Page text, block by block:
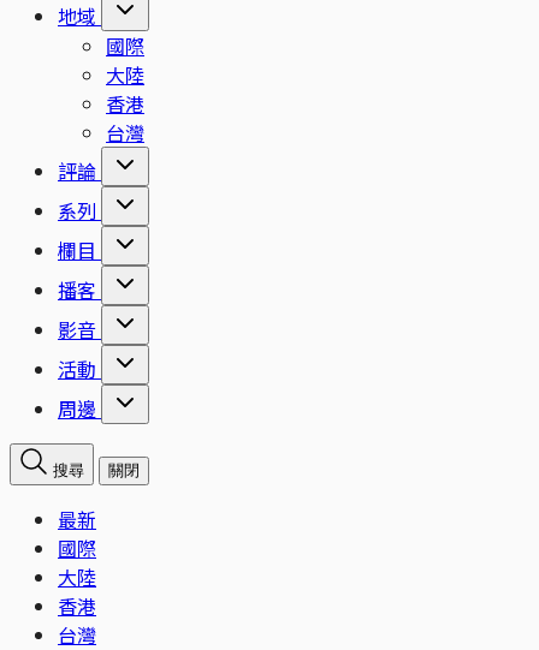
地域
國際
大陸
香港
台灣
評論
系列
欄目
播客
影音
活動
周邊
搜尋 關閉
最新
國際
大陸
香港
台灣